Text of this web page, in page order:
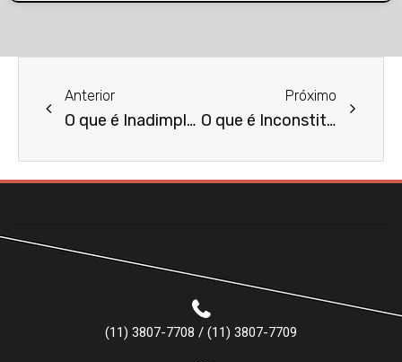
Anterior
O que é Inadimplemento Contratual?
Próximo
O que é Inconstitucionalidade?
(11) 3807-7708 / (11) 3807-7709